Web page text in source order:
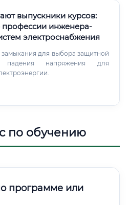
выпускники курсов:
инженера-
электроснабжения
замыкания для выбора защитной
падения напряжения для
по обучению
программе или